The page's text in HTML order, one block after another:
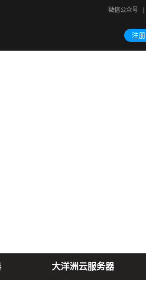
微信公众号
注册
大洋洲云服务器